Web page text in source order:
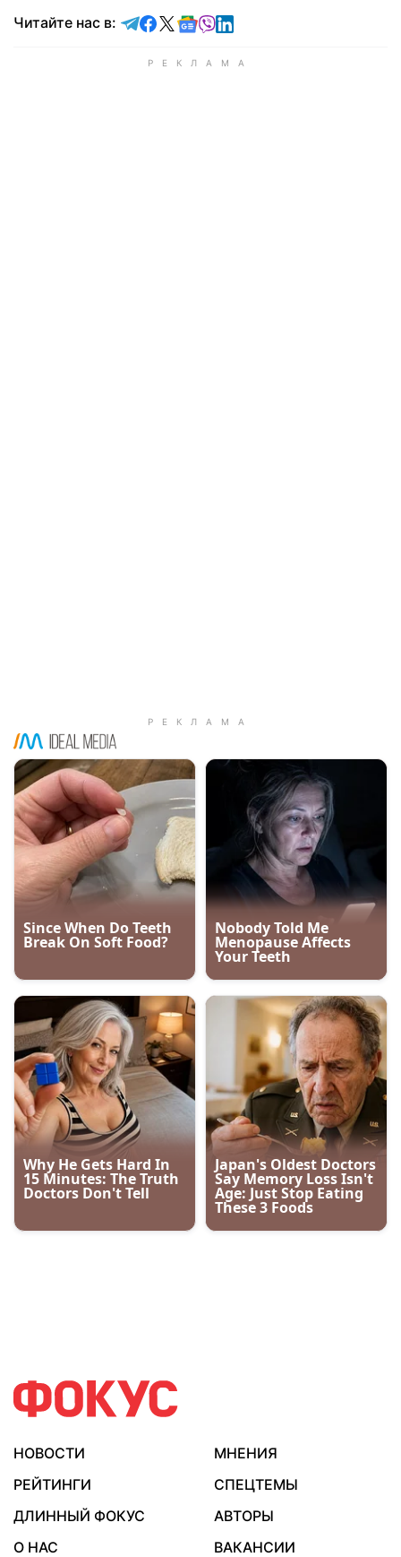
Читайте нас в: Читайте в Telegram
Читайте в Facebook
Читайте в X
Читайте в Google news
Читайте в Viber
Читайте в LinkedIn
НОВОСТИ
МНЕНИЯ
РЕЙТИНГИ
СПЕЦТЕМЫ
ДЛИННЫЙ ФОКУС
АВТОРЫ
О НАС
ВАКАНСИИ